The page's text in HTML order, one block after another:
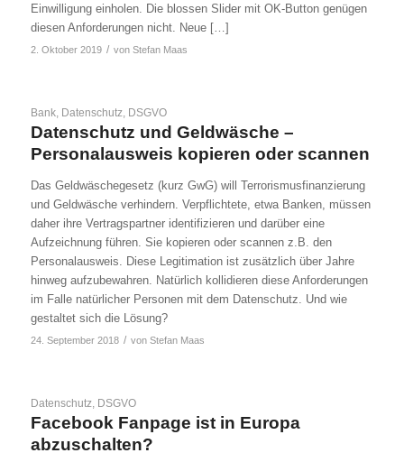
Einwilligung einholen. Die blossen Slider mit OK-Button genügen
diesen Anforderungen nicht. Neue […]
2. Oktober 2019 / von Stefan Maas
Bank, Datenschutz, DSGVO
Datenschutz und Geldwäsche –
Personalausweis kopieren oder scannen
Das Geldwäschegesetz (kurz GwG) will Terrorismusfinanzierung
und Geldwäsche verhindern. Verpflichtete, etwa Banken, müssen
daher ihre Vertragspartner identifizieren und darüber eine
Aufzeichnung führen. Sie kopieren oder scannen z.B. den
Personalausweis. Diese Legitimation ist zusätzlich über Jahre
hinweg aufzubewahren. Natürlich kollidieren diese Anforderungen
im Falle natürlicher Personen mit dem Datenschutz. Und wie
gestaltet sich die Lösung?
24. September 2018 / von Stefan Maas
Datenschutz, DSGVO
Facebook Fanpage ist in Europa
abzuschalten?